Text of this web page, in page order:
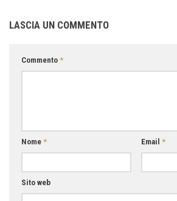
LASCIA UN COMMENTO
Commento *
Nome * Email *
Sito web